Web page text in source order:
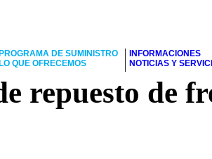
PROGRAMA DE SUMINISTRO
LO QUE OFRECEMOS
INFORMACIONES
NOTICIAS Y
repuesto de